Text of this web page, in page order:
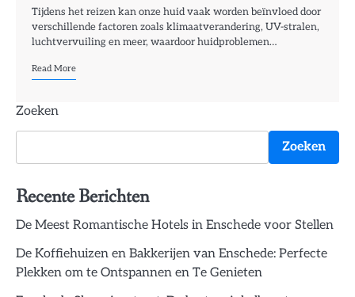
Tijdens het reizen kan onze huid vaak worden beïnvloed door
verschillende factoren zoals klimaatverandering, UV-stralen,
luchtvervuiling en meer, waardoor huidproblemen…
Read More
Zoeken
Zoeken
Recente Berichten
De Meest Romantische Hotels in Enschede voor Stellen
De Koffiehuizen en Bakkerijen van Enschede: Perfecte
Plekken om te Ontspannen en Te Genieten